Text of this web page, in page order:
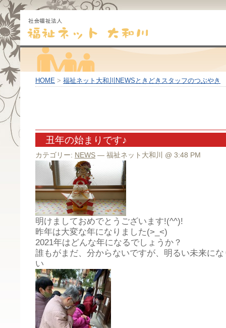
HOME > 福祉ネット大和川NEWSときどきスタッフのつぶやき
丑年の始まりです♪
カテゴリー: NEWS — 福祉ネット大和川 @ 3:48 PM
明けましておめでとうございます!(^^)!
昨年は大変な年になりました(>_<)
2021年はどんな年になるでしょうか？
誰もがまだ、分からないですが、明るい未来に
い